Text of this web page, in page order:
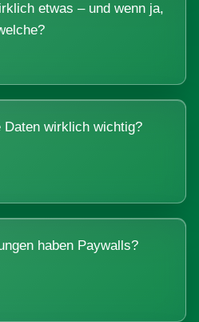
etwas – und wenn ja,
Daten wirklich wichtig?
haben Paywalls?